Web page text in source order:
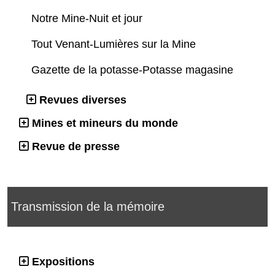
Notre Mine-Nuit et jour
Tout Venant-Lumières sur la Mine
Gazette de la potasse-Potasse magasine
Revues diverses
Mines et mineurs du monde
Revue de presse
Transmission de la mémoire
Expositions